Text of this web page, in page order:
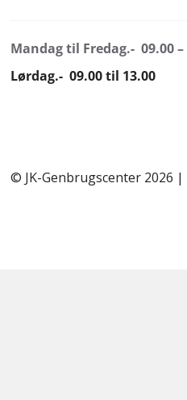
Mandag til Fredag.- 09.00
Lørdag.- 09.00 til 13.00
© JK-Genbrugscenter 2026